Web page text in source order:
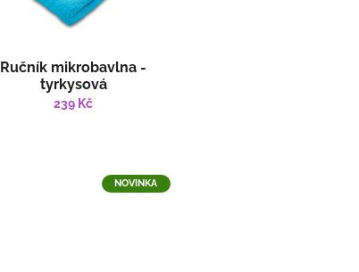
Ručník mikrobavlna -
tyrkysová
239 Kč
NOVINKA